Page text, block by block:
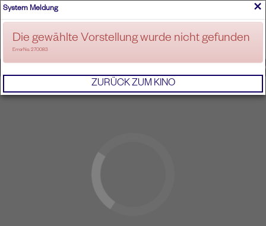
ANMELDEN
×
System Meldung
Die gewählte Vorstellung wurde nicht gefunden
ErrorNo. 270083
ZURÜCK ZUM KINO